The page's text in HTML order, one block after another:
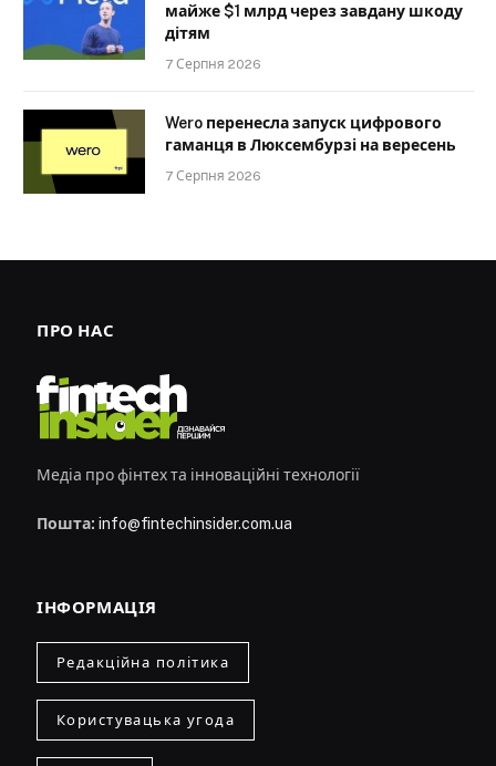
майже $1 млрд через завдану шкоду
дітям
7 Серпня 2026
Wero перенесла запуск цифрового
гаманця в Люксембурзі на вересень
7 Серпня 2026
ПРО НАС
Медіа про фінтех та інноваційні технології
Пошта: info@fintechinsider.com.ua
ІНФОРМАЦІЯ
Редакційна політика
Користувацька угода